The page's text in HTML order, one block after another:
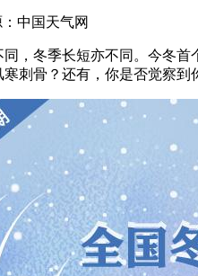
中国天气网
，冬季长短亦不同。今冬
刺骨？还有，你是否觉察到